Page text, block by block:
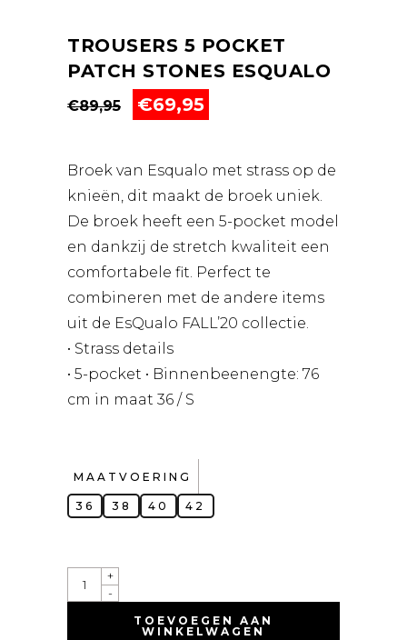
TROUSERS 5 POCKET
PATCH STONES ESQUALO
€89,95
Oorspronkelijke
prijs
€89,95.
€69,95
prijs
Broek van Esqualo met strass op de
knieën, dit maakt de broek uniek.
De broek heeft een 5-pocket model
en dankzij de stretch kwaliteit een
comfortabele fit. Perfect te
combineren met de andere items
uit de EsQualo FALL’20 collectie.
• Strass details
• 5-pocket • Binnenbeenengte: 76
cm in maat 36 / S
MAATVOERING
36 38 40 42
QUANTITY
-
+
TOEVOEGEN AAN
WINKELWAGEN